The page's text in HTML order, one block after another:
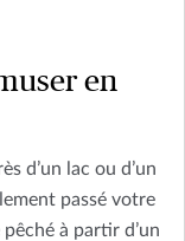
en
d’un lac ou d’un
passé votre
à partir d’un